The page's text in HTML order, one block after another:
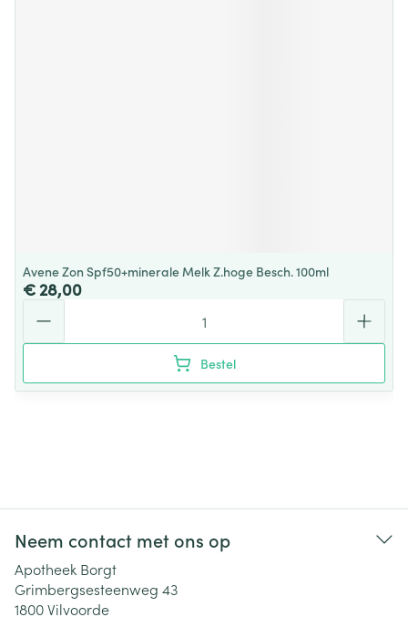
Avene Zon Spf50+minerale Melk Z.hoge Besch. 100ml
€ 28,00
Bestel
Neem contact met ons op
Apotheek Borgt
Grimbergsesteenweg 43
1800Vilvoorde